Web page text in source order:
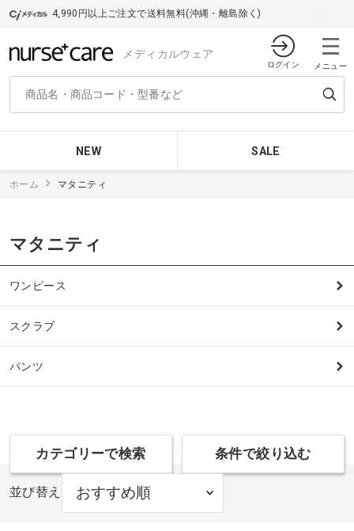
4,990円以上ご注文で送料無料(沖縄・離島除く)
メディカルウェア
ログイン メニュー
NEW SALE
ホーム マタニティ
マタニティ
ワンピース
スクラブ
パンツ
カテゴリーで検索 条件で絞り込む
並び替え